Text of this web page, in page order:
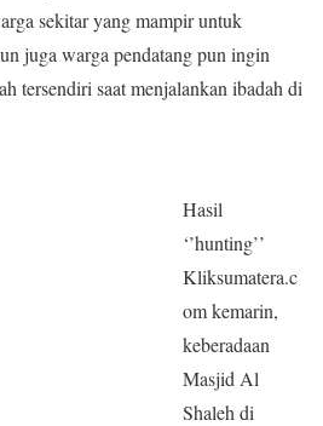
sekitar yang mampir untuk
juga warga pendatang pun ingin
tersendiri saat menjalankan ibadah di
Hasil
‘’hunting’’
Kliksumatera.c
om kemarin,
keberadaan
Masjid Al
Shaleh di